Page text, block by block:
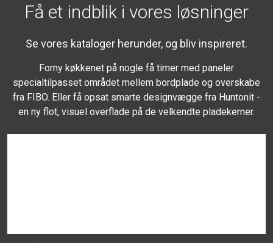
Få et indblik i vores løsninger
Se vores kataloger herunder, og bliv inspireret.
Forny køkkenet på nogle få timer med paneler
specialtilpasset området mellem bordplade og overskabe
fra FIBO. Eller få opsat smarte designvægge fra Huntonit -
en ny flot, visuel overflade på de velkendte pladekerner.